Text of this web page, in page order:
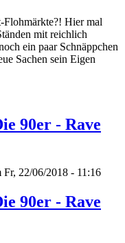
Flohmärkte?! Hier mal
mit reichlich
ein paar Schnäppchen
Sachen sein Eigen
90er - Rave
Fr, 22/06/2018 - 11:16
90er - Rave